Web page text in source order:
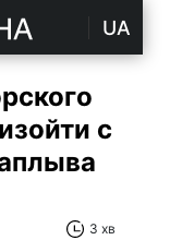
UA
с
3 хв